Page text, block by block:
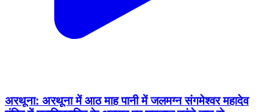
अरथूना: अरथूना में आठ माह पानी में जलमग्न संगमेश्वर महादेव